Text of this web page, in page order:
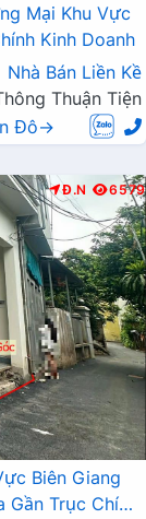
Mại Khu Vực
Kinh Doanh
Nhà Bán Liền Kề
Thuận Tiện
Đô→
Đ.N 6579
Biên Giang
Trục Chính